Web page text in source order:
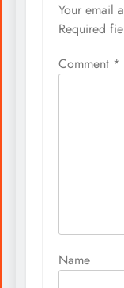
Your email
Required
Comment *
Name